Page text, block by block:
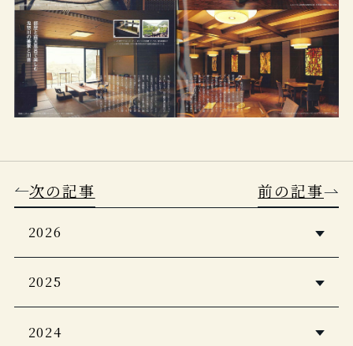
2026
5つ星の宿2026・2027
2025
婦人画報2026年1月号
2024
次の記事 前の記事